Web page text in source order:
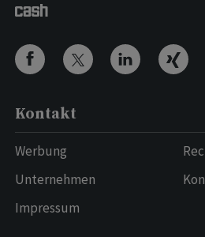
Kontakt
Werbung
Unternehmen
Impressum